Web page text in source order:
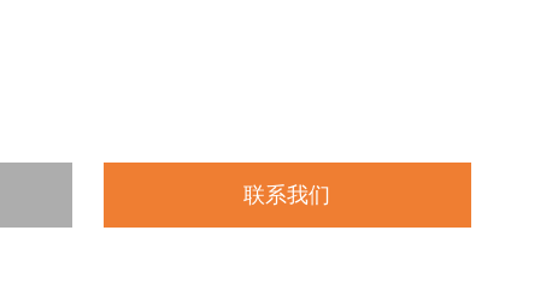
联系我们